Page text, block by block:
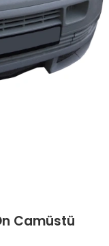
Camüstü